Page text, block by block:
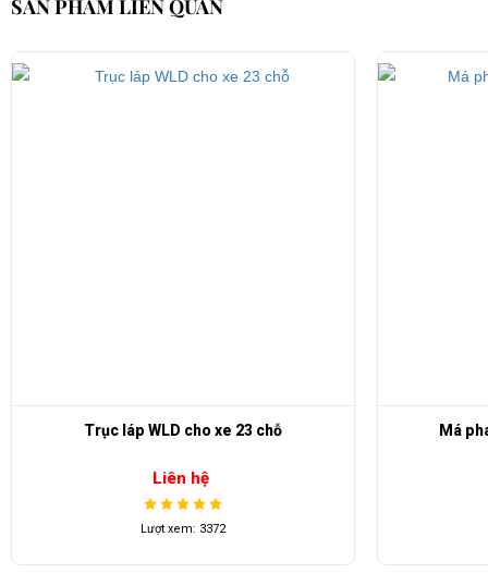
SẢN PHẨM LIÊN QUAN
Má phanh sau xe điện LVTONG
Liên hệ
Lượt xem: 3906